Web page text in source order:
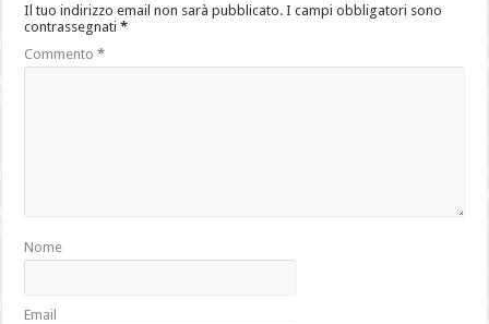
Il tuo indirizzo email non sarà pubblicato. I campi obbligatori sono
contrassegnati*
Commento*
Nome
Email